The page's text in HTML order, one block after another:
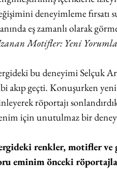
deneyimleme
eş zamanlı olarak
Motifler: Yeni
bu deneyimi Selçuk
akıp geçti. Konuşurken
röportajı
için unutulmaz bir
renkler, motifler
eminim önceki